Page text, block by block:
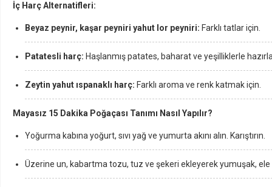
İç Harç Alternatifleri:
Beyaz peynir, kaşar peyniri yahut lor peyniri: Farklı tatlar için.
Patatesli harç: Haşlanmış patates, baharat ve yeşilliklerle
Zeytin yahut ıspanaklı harç: Farklı aroma ve renk katmak için.
Mayasız 15 Dakika Poğaçası Tanımı Nasıl Yapılır?
Yoğurma kabına yoğurt, sıvı yağ ve yumurta akını alın. Karıştırın.
Üzerine un, kabartma tozu, tuz ve şekeri ekleyerek yumuşak,